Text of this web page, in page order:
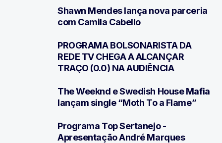
Shawn Mendes lança nova parceria
com Camila Cabello
PROGRAMA BOLSONARISTA DA
REDE TV CHEGA A ALCANÇAR
TRAÇO (0.0) NA AUDIÊNCIA
The Weeknd e Swedish House Mafia
lançam single “Moth To a Flame”
Programa Top Sertanejo -
Apresentação André Marques